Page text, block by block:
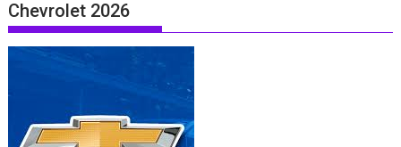
Chevrolet 2026